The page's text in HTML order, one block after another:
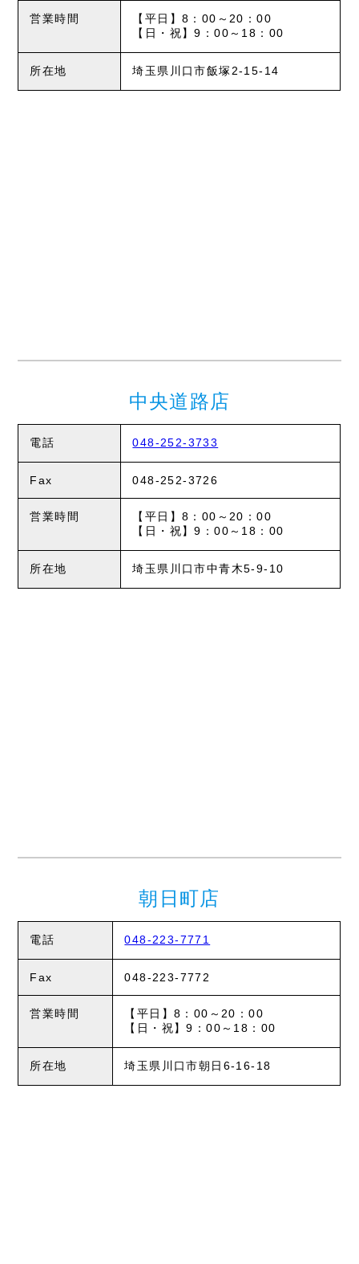
営業時間
【平日】8：00～20：00
【日・祝】9：00～18：00
所在地 埼玉県川口市飯塚2-15-14
中央道路店
電話 048-252-3733
Fax 048-252-3726
営業時間
【平日】8：00～20：00
【日・祝】9：00～18：00
所在地 埼玉県川口市中青木5-9-10
朝日町店
電話 048-223-7771
Fax 048-223-7772
営業時間
【平日】8：00～20：00
【日・祝】9：00～18：00
所在地 埼玉県川口市朝日6-16-18